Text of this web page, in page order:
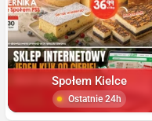
Społem Kielce
Ostatnie 24h